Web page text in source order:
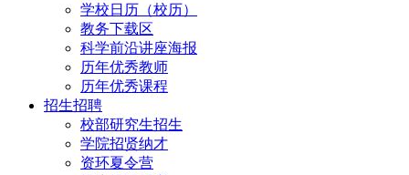
学校日历（校历）
教务下载区
科学前沿讲座海报
历年优秀教师
历年优秀课程
招生招聘
校部研究生招生
学院招贤纳才
资环夏令营